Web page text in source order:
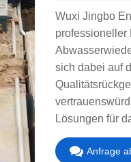
Wuxi Jingbo
professioneller
sich dabei auf
Lösungen für
Anfrage